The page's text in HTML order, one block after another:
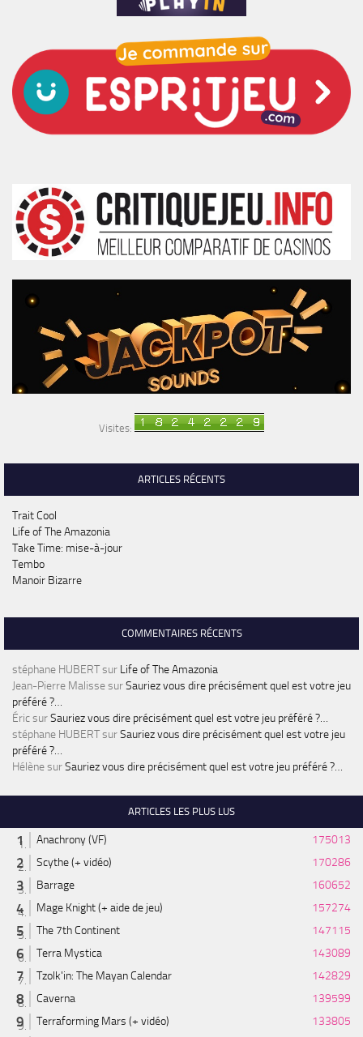
Visites:
ARTICLES RÉCENTS
Trait Cool
Life of The Amazonia
Take Time: mise-à-jour
Tembo
Manoir Bizarre
COMMENTAIRES RÉCENTS
stéphane HUBERTsur Life of The Amazonia
Jean-Pierre MalissesurSauriez vous dire précisément quel est votre jeu
préféré ?…
ÉricsurSauriez vous dire précisément quel est votre jeu préféré ?…
stéphane HUBERTsurSauriez vous dire précisément quel est votre jeu
préféré ?…
HélènesurSauriez vous dire précisément quel est votre jeu préféré ?…
ARTICLES LES PLUS LUS
Anachrony (VF)
175013
Scythe (+ vidéo)
170286
Barrage
160652
Mage Knight (+ aide de jeu)
157274
The 7th Continent
147115
Terra Mystica
143089
Tzolk'in: The Mayan Calendar
142829
Caverna
139599
Terraforming Mars (+ vidéo)
133805